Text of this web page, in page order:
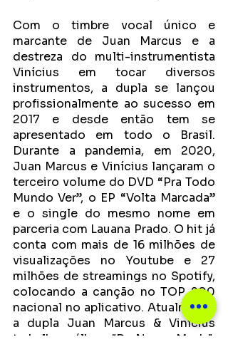
Com o timbre vocal único e
marcante de Juan Marcus e a
destreza do multi-instrumentista
Vinícius em tocar diversos
instrumentos, a dupla se lançou
profissionalmente ao sucesso em
2017 e desde então tem se
apresentado em todo o Brasil.
Durante a pandemia, em 2020,
Juan Marcus e Vinícius lançaram o
terceiro volume do DVD “Pra Todo
Mundo Ver”, o EP “Volta Marcada”
e o single do mesmo nome em
parceria com Lauana Prado. O hit já
conta com mais de 16 milhões de
visualizações no Youtube e 27
milhões de streamings no Spotify,
colocando a canção no TOP 200
nacional no aplicativo. Atualmente
a dupla Juan Marcus & Vinícius
trabalha o álbum "Da Nossa Moda",